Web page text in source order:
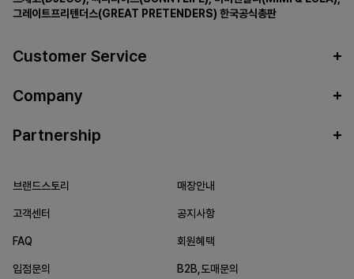
그레이트프리텐더스(GREAT PRETENDERS) 한국공식총판
Customer Service
Company
Partnership
브랜드스토리 매장안내
고객센터 공지사항
FAQ 회원혜택
입점문의 B2B,도매문의